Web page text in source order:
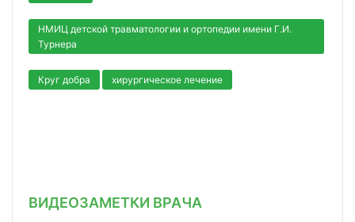
НМИЦ детской травматологии и ортопедии имени Г.И.
Турнера
Круг добра хирургическое лечение
ВИДЕОЗАМЕТКИ ВРАЧА